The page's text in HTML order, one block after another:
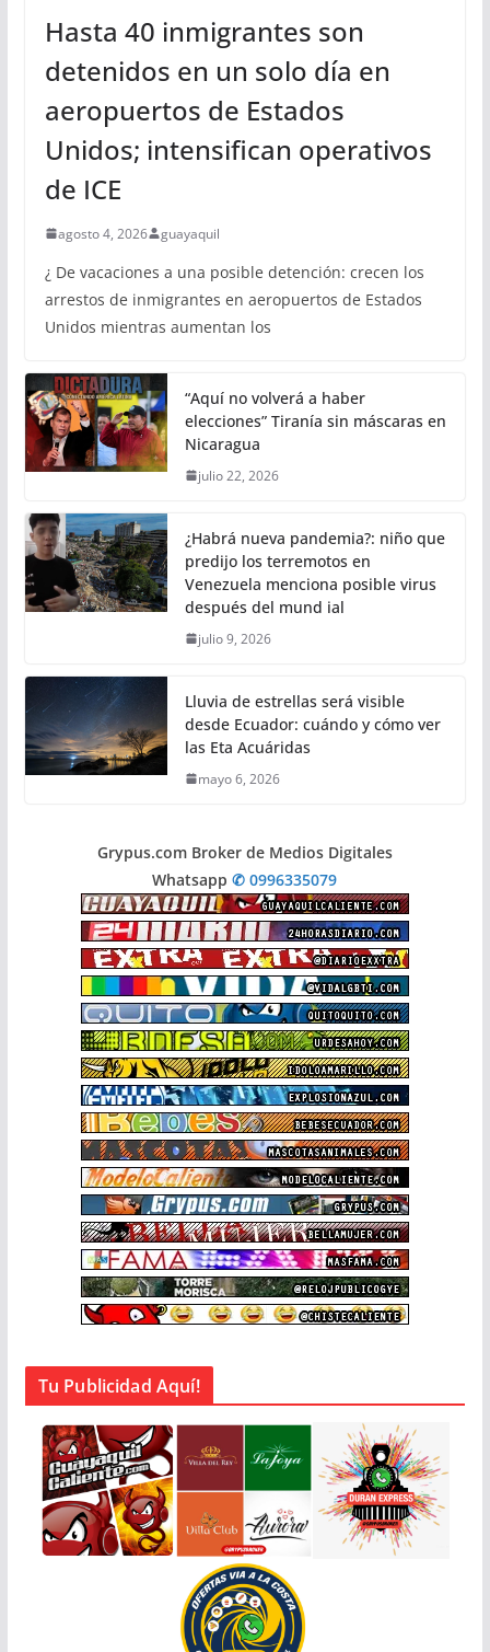
Hasta 40 inmigrantes son
detenidos en un solo día en
aeropuertos de Estados
Unidos; intensifican operativos
de ICE
agosto 4, 2026 guayaquil
¿ De vacaciones a una posible detención: crecen los
arrestos de inmigrantes en aeropuertos de Estados
Unidos mientras aumentan los
“Aquí no volverá a haber
elecciones” Tiranía sin máscaras en
Nicaragua
julio 22, 2026
¿Habrá nueva pandemia?: niño que
predijo los terremotos en
Venezuela menciona posible virus
después del mund ial
julio 9, 2026
Lluvia de estrellas será visible
desde Ecuador: cuándo y cómo ver
las Eta Acuáridas
mayo 6, 2026
Grypus.com Broker de Medios Digitales
Whatsapp✆ 0996335079
Tu Publicidad Aquí!